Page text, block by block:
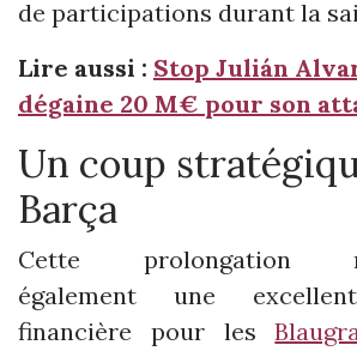
de participations durant la
Lire aussi : Stop Julián
dégaine 20 M€ pour son
Un coup
Barça
Cette prolongation
également une
financière pour les